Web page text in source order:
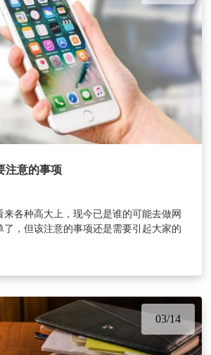
注意的事项
来各种高大上，现今已是谁的可能去做网
了，但该注意的事项还是需要引起大家的
03/14